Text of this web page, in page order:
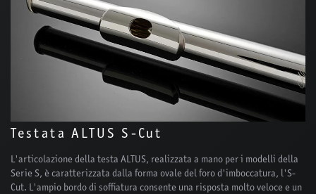
Testata ALTUS S-Cut
L'articolazione della testa ALTUS, realizzata a mano per i modelli della
Serie S, è caratterizzata dalla forma ovale del foro d'imboccatura, l'S-
Cut. L'ampio bordo di soffiatura consente una risposta molto veloce e un